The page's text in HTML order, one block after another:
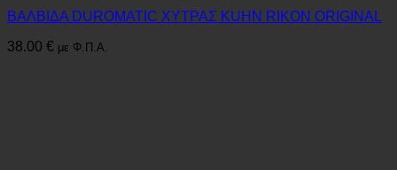
ΒΑΛΒΙΔΑ DUROMATIC ΧΥΤΡΑΣ KUHN RIKON ORIGINAL
38.00 € με Φ.Π.Α.